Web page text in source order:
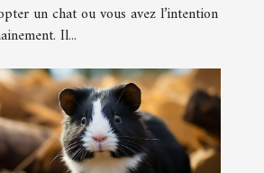
un chat ou vous avez l’intention
Il...